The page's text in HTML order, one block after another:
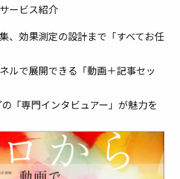
ービス紹介
、効果測定の設計まで「すべてお任
ルで展開できる「動画＋記事セッ
「専門インタビュアー」が魅力を